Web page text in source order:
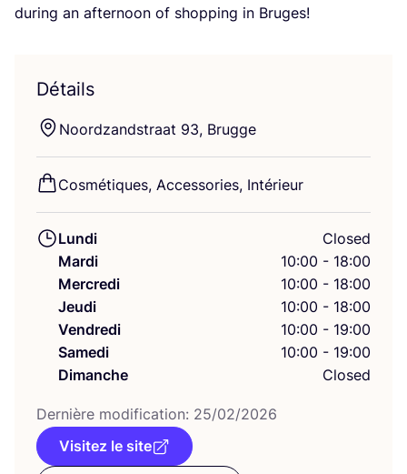
during an after­noon of shop­ping in Bruges!
Détails
Noord­zand­straat 93, Brugge
Cos­mé­tiques, Acces­so­ries, Intérieur
Lundi
Closed
Mardi
10:00 - 18:00
Mercredi
10:00 - 18:00
Jeudi
10:00 - 18:00
Vendredi
10:00 - 19:00
Samedi
10:00 - 19:00
Dimanche
Closed
Der­nière modi­fi­ca­tion: 25/02/2026
Visitez le site